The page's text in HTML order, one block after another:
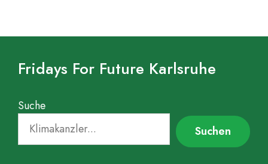
Fridays For Future Karlsruhe
Suche
Suchen